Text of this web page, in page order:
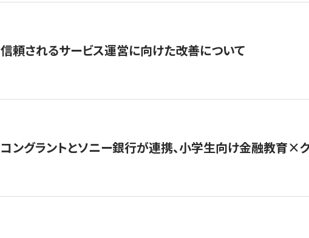
信頼されるサービス運営に向けた改善について
コングラントとソニー銀行が連携、小学生向け金融教育×